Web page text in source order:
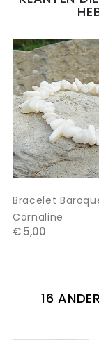
Bracelet
Cornaline
€ 5,00
16